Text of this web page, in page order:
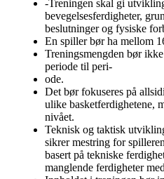
-Treningen skal gi
bevegelsesferdigheter,
beslutninger og fysiske
En spiller bør ha mellom
Treningsmengden bør
periode til peri-
ode.
Det bør fokuseres på
ulike basketferdighetene,
nivået.
Teknisk og taktisk
sikrer mestring for
basert på tekniske
manglende ferdigheter